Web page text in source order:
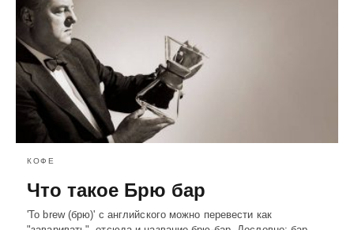
КОФЕ
Что такое Брю бар
'To brew (брю)' с английского можно перевести как